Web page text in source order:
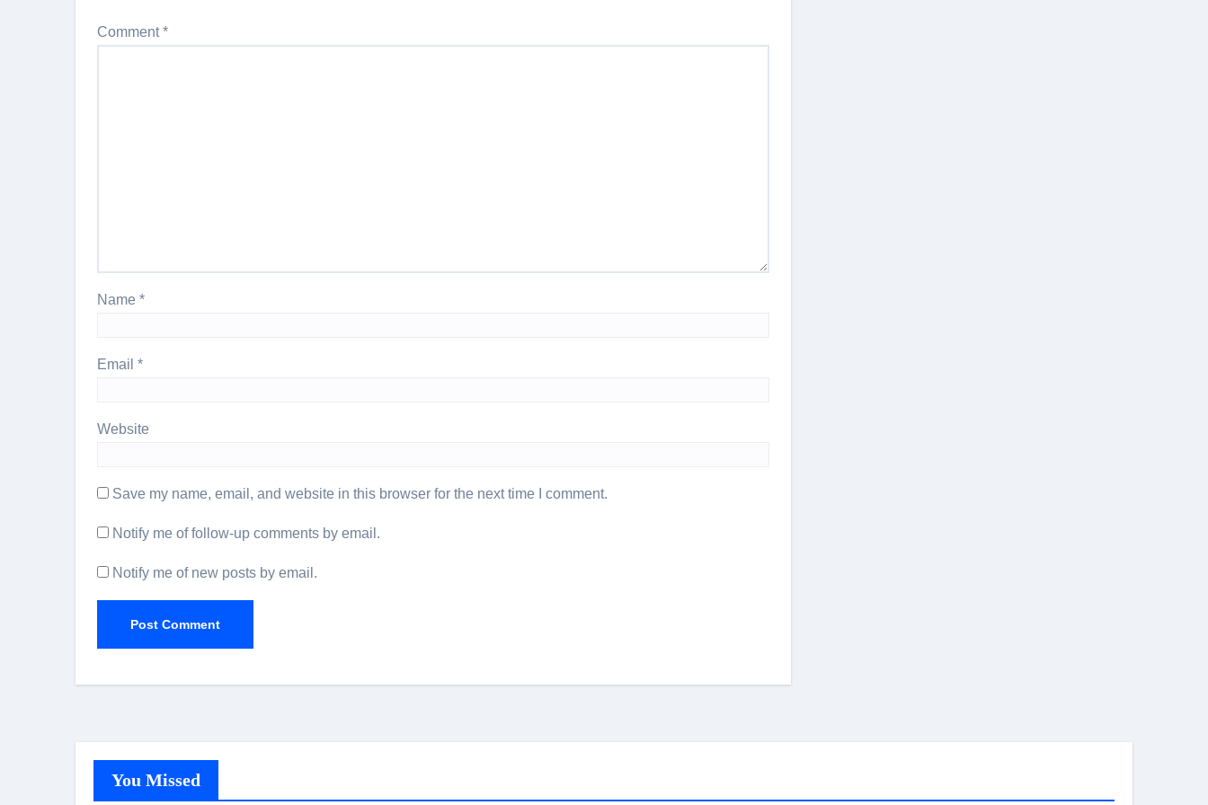
Comment*
Name *
Email *
Website
Save my name, email, and website in this browser for the next time I comment.
Notify me of follow-up comments by email.
Notify me of new posts by email.
You Missed